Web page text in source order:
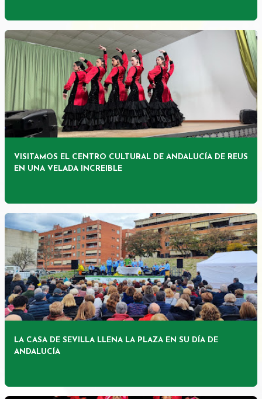
VISITAMOS EL CENTRO CULTURAL DE ANDALUCÍA DE REUS
EN UNA VELADA INCREIBLE
LA CASA DE SEVILLA LLENA LA PLAZA EN SU DÍA DE
ANDALUCÍA